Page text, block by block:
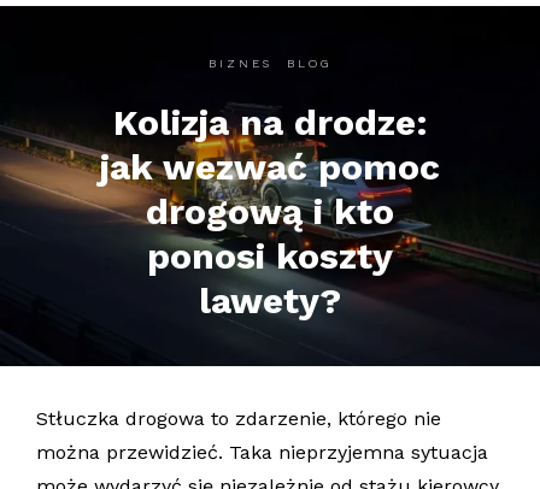
BIZNES BLOG
Kolizja na drodze:
jak wezwać pomoc
drogową i kto
ponosi koszty
lawety?
Stłuczka drogowa to zdarzenie, którego nie
można przewidzieć. Taka nieprzyjemna sytuacja